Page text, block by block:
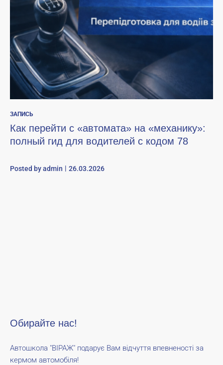
ЗАПИСЬ
Как перейти с «автомата» на «механику»:
полный гид для водителей с кодом 78
Posted byadmin 26.03.2026
Обирайте нас!
Автошкола "ВІРАЖ" подарує Вам відчуття впевненості за
кермом автомобіля!